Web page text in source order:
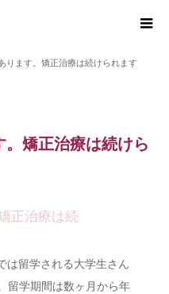
ります。矯正治療は続けられます
矯正治療は続けら
正治療は続
は留学される大学生さん
留学期間は数ヶ月から年